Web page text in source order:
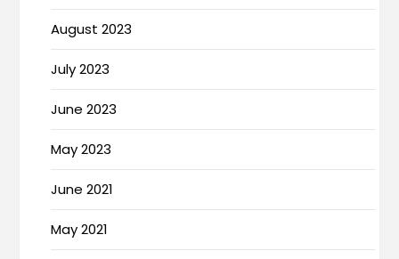
August 2023
July 2023
June 2023
May 2023
June 2021
May 2021